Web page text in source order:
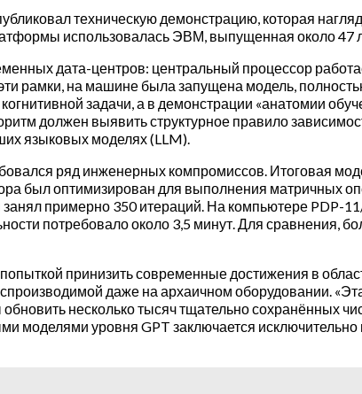
техническую демонстрацию, которая
использовалась ЭВМ, выпущенная около 47
дата-центров: центральный процессор
рамки, на машине была запущена модель,
задачи, а в демонстрации «анатомии
должен выявить структурное правило
языковых моделях (LLM).
ряд инженерных компромиссов. Итоговая
был оптимизирован для выполнения матричных
примерно 350 итераций. На компьютере PDP-
потребовало около 3,5 минут. Для сравнения,
принизить современные достижения в
даже на архаичном оборудовании.
несколько тысяч тщательно сохранённых
моделями уровня GPT заключается